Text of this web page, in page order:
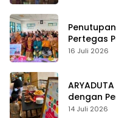
Penutupan
Pertegas
Karakter
16 Juli 2026
dengan
14 Juli 2026